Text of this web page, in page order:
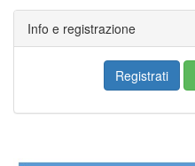
Info e registrazione
Registrati